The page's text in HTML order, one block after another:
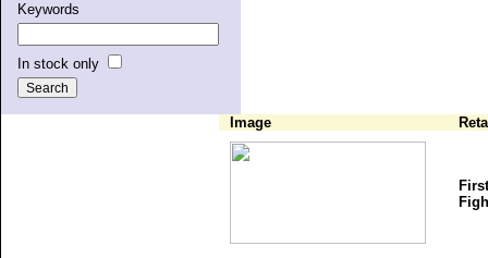
Keywords
In stock only
Image